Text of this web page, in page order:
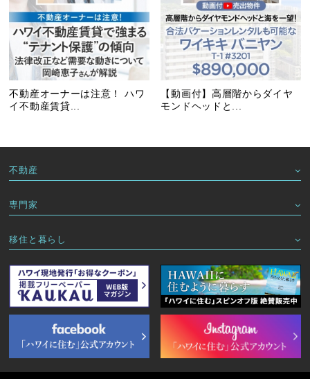
不動産オーナーは注意！ ハワ
イ不動産賃貸...
【動画付】高層階からダイヤ
モンドヘッドと...
不動産
専門家
移住と暮らし